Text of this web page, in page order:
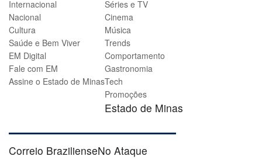
Internacional
Nacional
Cultura
Saúde e Bem Viver
EM Digital
Fale com EM
Assine o Estado de Minas
Séries e TV
Cinema
Música
Trends
Comportamento
Gastronomia
Tech
Promoções
Estado de Minas
Correio BrazilienseNo Ataque